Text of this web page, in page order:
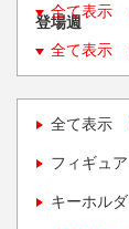
全て表示
登場週
全て表示
全て表示
フィギュ
キーホル